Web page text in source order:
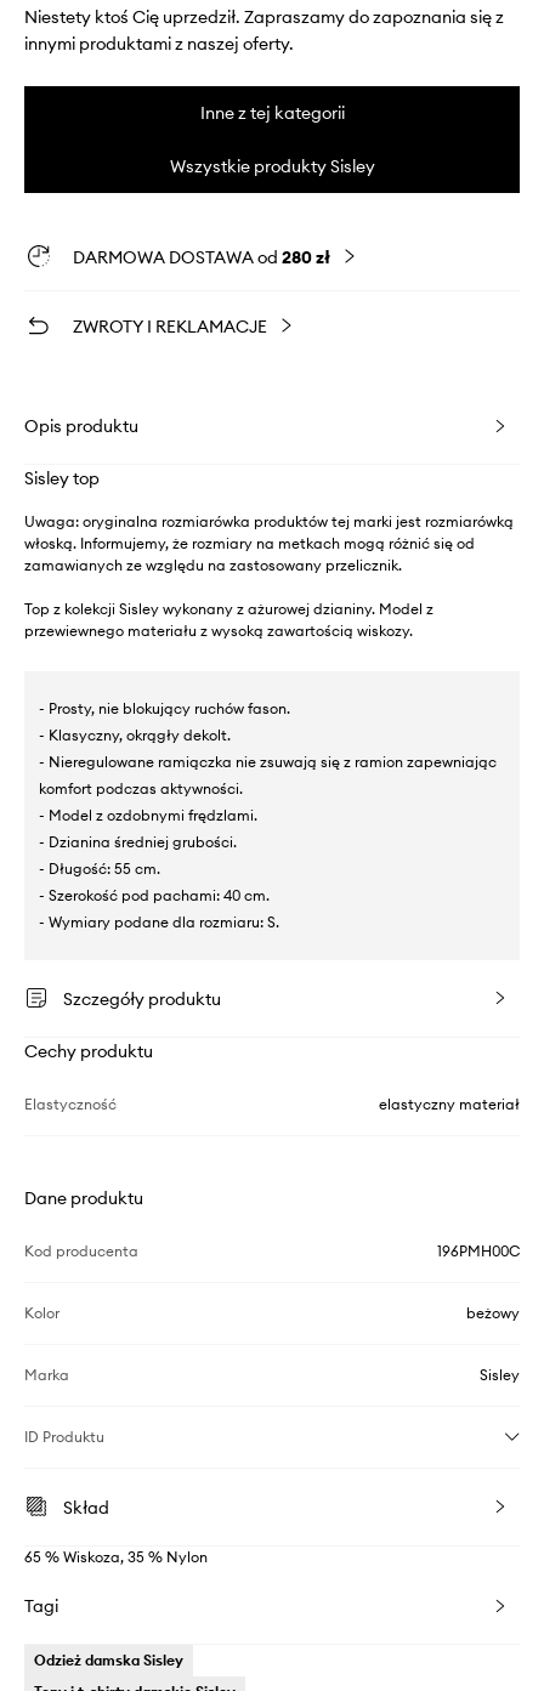
Niestety ktoś Cię uprzedził. Zapraszamy do zapoznania się z
innymi produktami z naszej oferty.
Inne z tej kategorii
Wszystkie produkty Sisley
DARMOWA DOSTAWA od 280 zł
ZWROTY I REKLAMACJE
Opis produktu
Sisley top
Uwaga: oryginalna rozmiarówka produktów tej marki jest rozmiarówką
włoską. Informujemy, że rozmiary na metkach mogą różnić się od
zamawianych ze względu na zastosowany przelicznik.
Top z kolekcji Sisley wykonany z ażurowej dzianiny. Model z
przewiewnego materiału z wysoką zawartością wiskozy.
- Prosty, nie blokujący ruchów fason.
- Klasyczny, okrągły dekolt.
- Nieregulowane ramiączka nie zsuwają się z ramion zapewniając
komfort podczas aktywności.
- Model z ozdobnymi frędzlami.
- Dzianina średniej grubości.
- Długość: 55 cm.
- Szerokość pod pachami: 40 cm.
- Wymiary podane dla rozmiaru: S.
Szczegóły produktu
Cechy produktu
Elastyczność elastyczny materiał
Dane produktu
Kod producenta 196PMH00C
Kolor beżowy
Marka Sisley
ID Produktu
Skład
65 % Wiskoza, 35 % Nylon
Tagi
Odzież damska Sisley